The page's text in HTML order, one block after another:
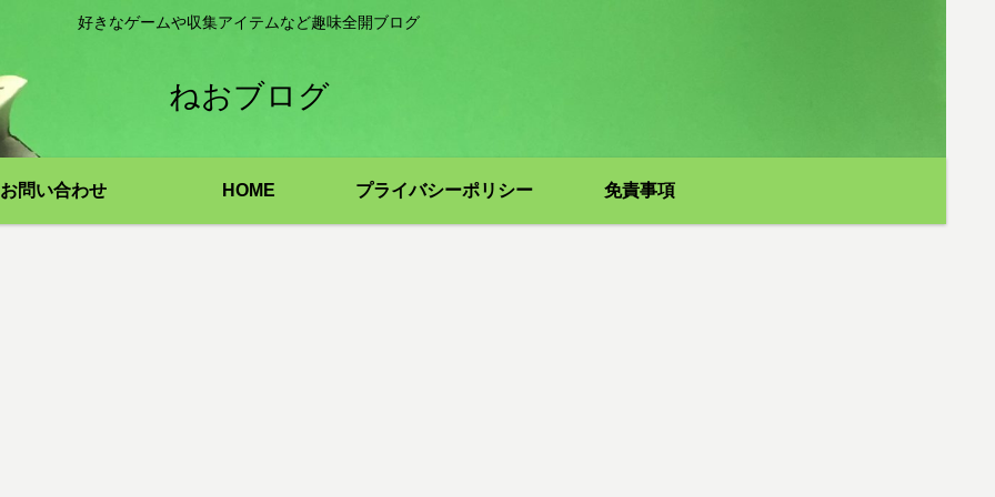
好きなゲームや収集アイテムなど趣味全開ブログ
ねおブログ
お問い合わせ HOME プライバシーポリシー 免責事項